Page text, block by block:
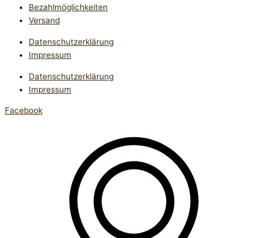
Bezahlmöglichkeiten
Versand
Datenschutzerklärung
Impressum
Datenschutzerklärung
Impressum
Facebook